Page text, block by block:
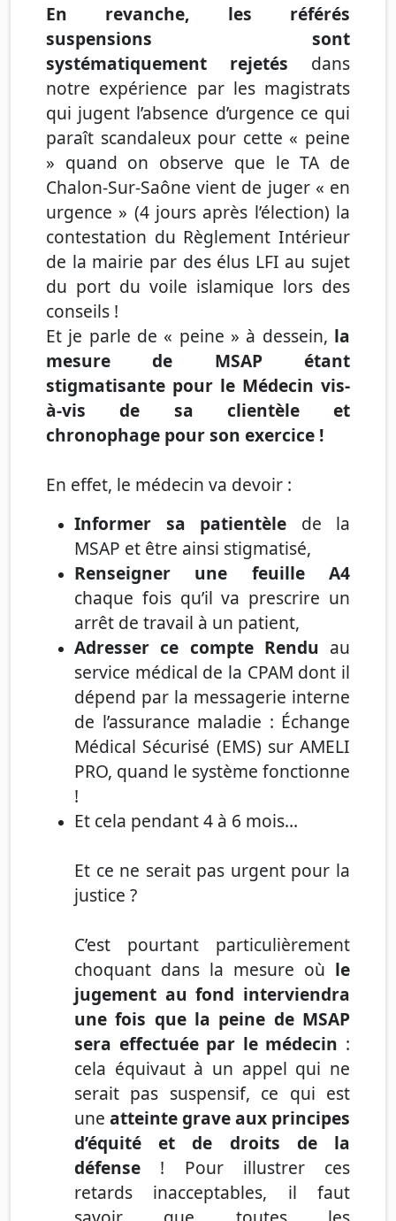
En revanche, les référés
suspensions sont
systématiquement rejetés dans
notre expérience par les magistrats
qui jugent l’absence d’urgence ce qui
paraît scandaleux pour cette « peine
» quand on observe que le TA de
Chalon-Sur-Saône vient de juger « en
urgence » (4 jours après l’élection) la
contestation du Règlement Intérieur
de la mairie par des élus LFI au sujet
du port du voile islamique lors des
conseils !
Et je parle de « peine » à dessein, la
mesure de MSAP étant
stigmatisante pour le Médecin vis-
à-vis de sa clientèle et
chronophage pour son exercice !
En effet, le médecin va devoir :
Informer sa patientèle de la
MSAP et être ainsi stigmatisé,
Renseigner une feuille A4
chaque fois qu’il va prescrire un
arrêt de travail à un patient,
Adresser ce compte Rendu au
service médical de la CPAM dont il
dépend par la messagerie interne
de l’assurance maladie : Échange
Médical Sécurisé (EMS) sur AMELI
PRO, quand le système fonctionne
!
Et cela pendant 4 à 6 mois…
Et ce ne serait pas urgent pour la
justice ?
C’est pourtant particulièrement
choquant dans la mesure où le
jugement au fond interviendra
une fois que la peine de MSAP
sera effectuée par le médecin :
cela équivaut à un appel qui ne
serait pas suspensif, ce qui est
une atteinte grave aux principes
d’équité et de droits de la
défense ! Pour illustrer ces
retards inacceptables, il faut